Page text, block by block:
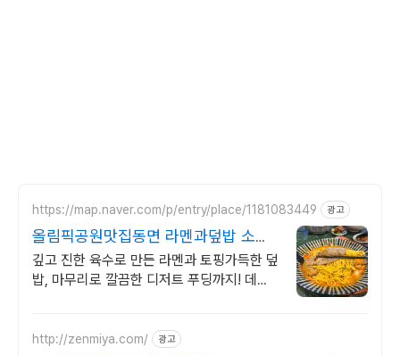
https://map.naver.com/p/entry/place/1181083449 광고
올림픽공원맛집동면 라멘과덮밥 소문
난 맛집
깊고 진한 육수로 만든 라멘과 토핑가득한 덮
밥, 마무리로 깔끔한 디저트 푸딩까지! 데이
http://zenmiya.com/ 광고